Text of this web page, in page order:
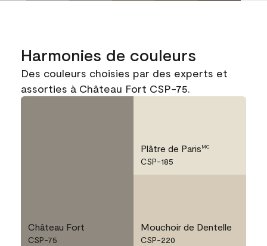
Harmonies de couleurs
Des couleurs choisies par des experts et
assorties à Château Fort CSP-75.
Château Fort
CSP-75
Plâtre de Paris MC
CSP-185
Mouchoir de Dentelle
CSP-220